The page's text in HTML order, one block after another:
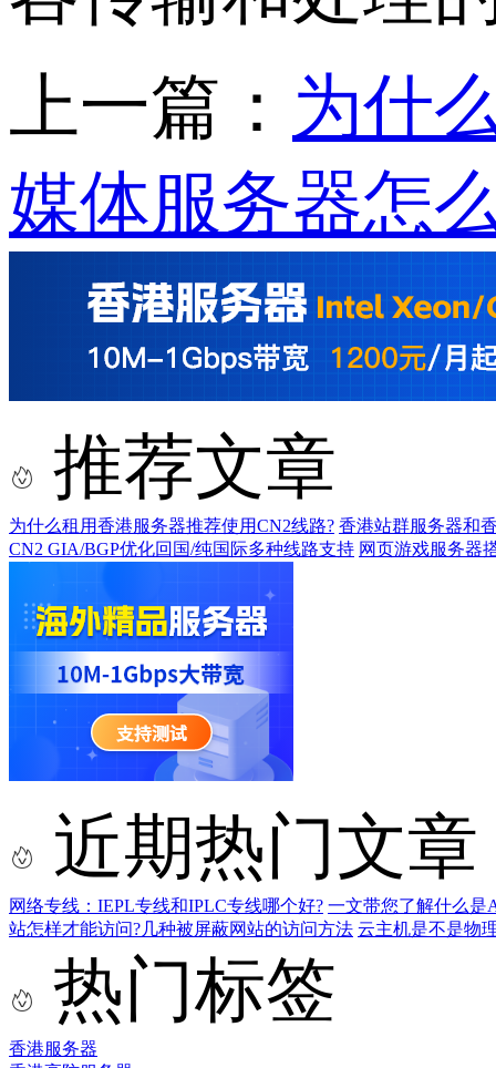
上一篇： 为什
媒体服务器怎
推荐文章
为什么租用香港服务器推荐使用CN2线路? 香港站群服务器和
CN2 GIA/BGP优化回国/纯国际多种线路支持 网页游戏服务器
近期热门文章
网络专线：IEPL专线和IPLC专线哪个好? 一文带您了解什么是
站怎样才能访问?几种被屏蔽网站的访问方法 云主机是不是物
热门标签
香港服务器